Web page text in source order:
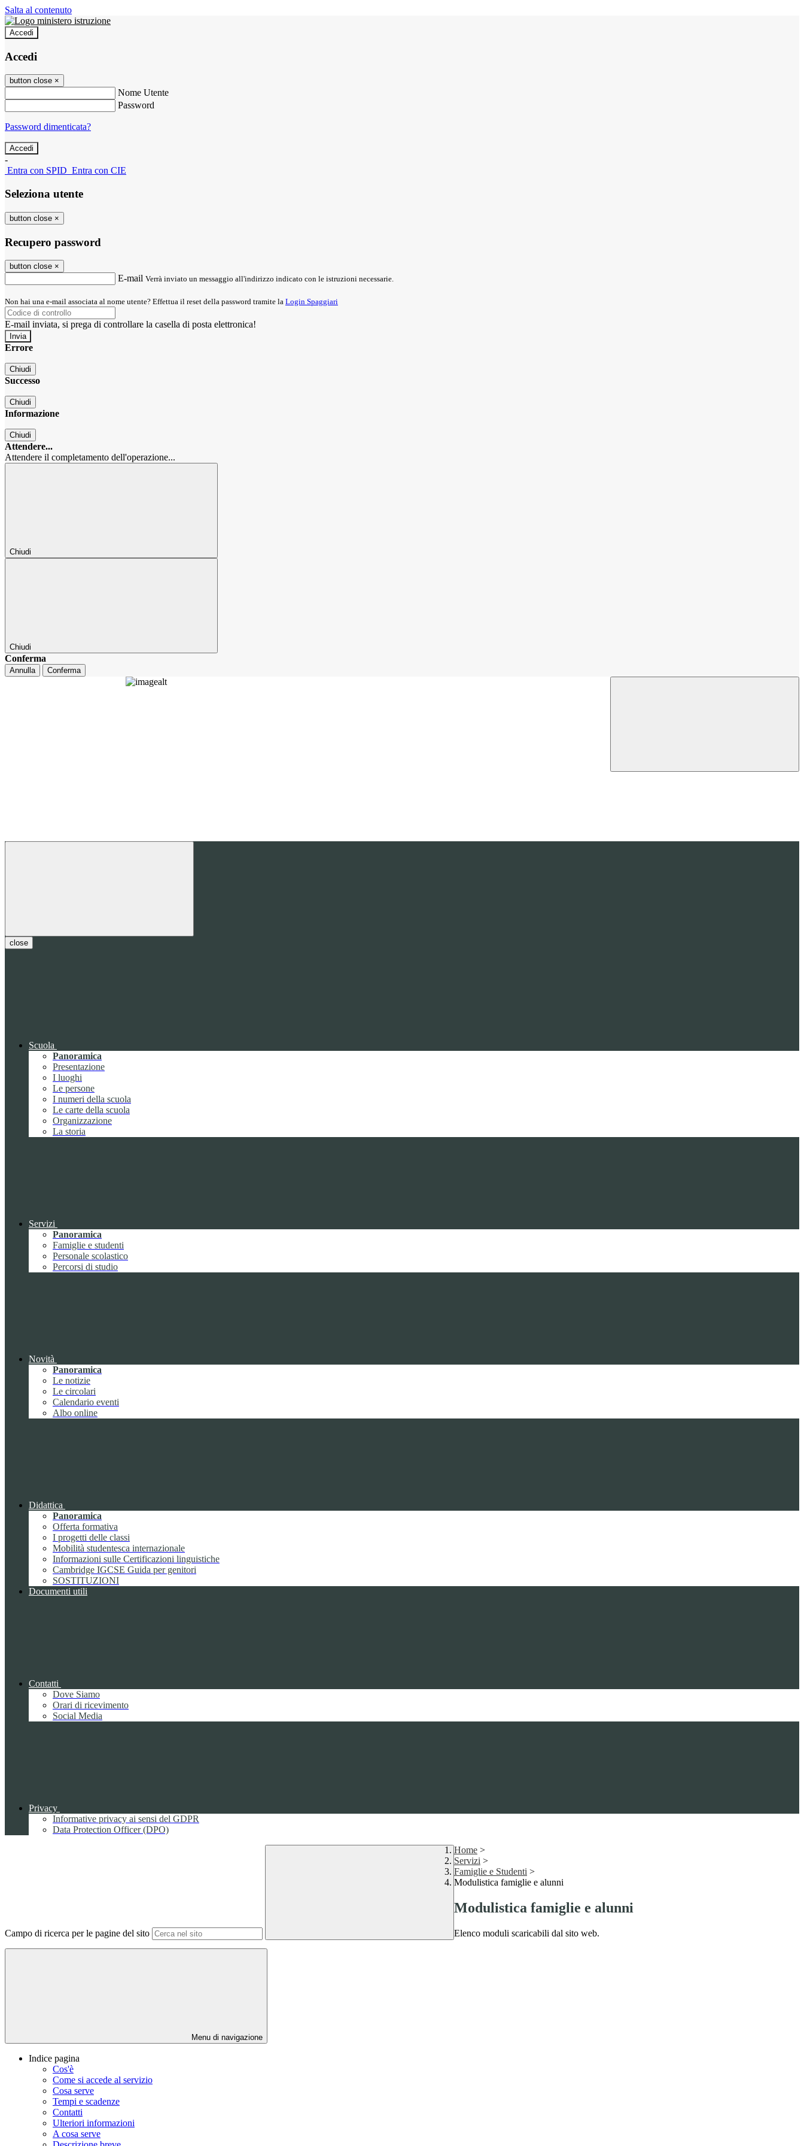
Salta al contenuto
Accedi
Accedi
button close ×
Nome Utente
Password
Password dimenticata?
-
Entra con SPID Entra con CIE
Seleziona utente
button close ×
Recupero password
button close ×
E-mail Verrà inviato un messaggio all'indirizzo indicato con le istruzioni necessarie.
Non hai una e-mail associata al nome utente? Effettua il reset della password tramite la Login Spaggiari
E-mail inviata, si prega di controllare la casella di posta elettronica!
Errore
Chiudi
Successo
Chiudi
Informazione
Chiudi
Attendere...
Attendere il completamento dell'operazione...
Chiudi
Chiudi
Conferma
Annulla Conferma
close
Scuola
Panoramica
Presentazione
I luoghi
Le persone
I numeri della scuola
Le carte della scuola
Organizzazione
La storia
Servizi
Panoramica
Famiglie e studenti
Personale scolastico
Percorsi di studio
Novità
Panoramica
Le notizie
Le circolari
Calendario eventi
Albo online
Didattica
Panoramica
Offerta formativa
I progetti delle classi
Mobilità studentesca internazionale
Informazioni sulle Certificazioni linguistiche
Cambridge IGCSE Guida per genitori
SOSTITUZIONI
Documenti utili
Contatti
Dove Siamo
Orari di ricevimento
Social Media
Privacy
Informative privacy ai sensi del GDPR
Data Protection Officer (DPO)
Campo di ricerca per le pagine del sito
Home >
Servizi >
Famiglie e Studenti >
Modulistica famiglie e alunni
Modulistica famiglie e alunni
Elenco moduli scaricabili dal sito web.
Menu di navigazione
Indice pagina
Cos'è
Come si accede al servizio
Cosa serve
Tempi e scadenze
Contatti
Ulteriori informazioni
A cosa serve